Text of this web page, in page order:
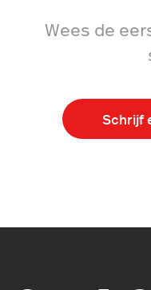
Wees de
Schrijf